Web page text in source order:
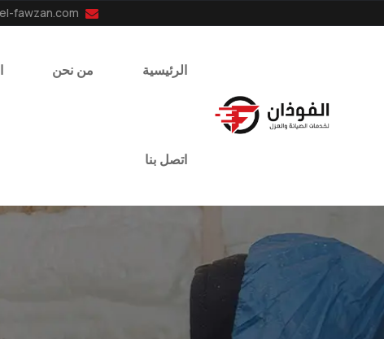
الرئيسية من نحن
اتصل بنا